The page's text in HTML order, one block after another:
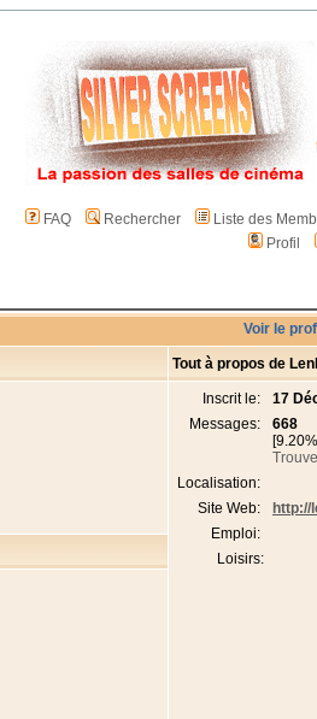
FAQ Rechercher Liste des
Profil
Voir le
Tout à propos de
Inscrit le:
17
Messages:
668
Localisation:
Site Web:
http://
Emploi:
Loisirs: